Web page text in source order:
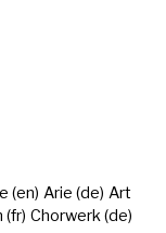
(en) Arie (de) Art
(fr) Chorwerk (de)